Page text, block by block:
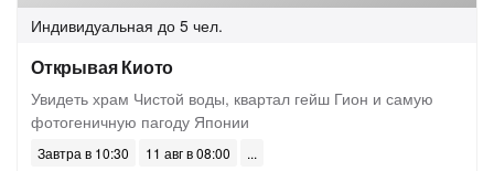
Индивидуальная до 5 чел.
Открывая Киото
Увидеть храм Чистой воды, квартал гейш Гион и самую
фотогеничную пагоду Японии
Завтра в 10:30
11 авг в 08:00